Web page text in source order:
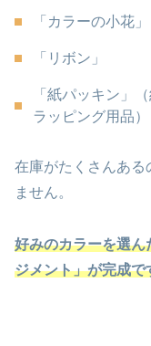
「カラーの小花」
「リボン」
「紙パッキン」
ラッピング用品）
在庫がたくさんある
ません。
好みのカラーを選ん
ジメント」が完成で